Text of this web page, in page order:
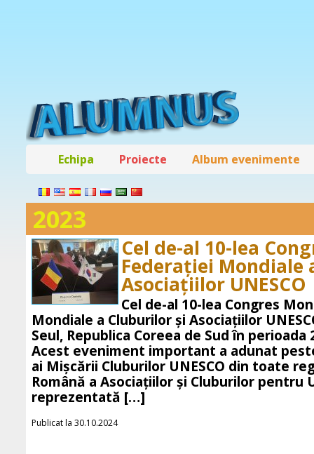
Echipa Proiecte Album evenimente
2023
Cel de-al 10-lea
Federației Mondiale
Asociațiilor UNESCO
Cel de-al 10-lea Congres
Mondiale a Cluburilor și Asociațiilor
Seul, Republica Coreea de Sud în
Acest eveniment important a adunat
ai Mișcării Cluburilor UNESCO din toate
Română a Asociațiilor și Cluburilor pentru
reprezentată […]
Publicat la 30.10.2024